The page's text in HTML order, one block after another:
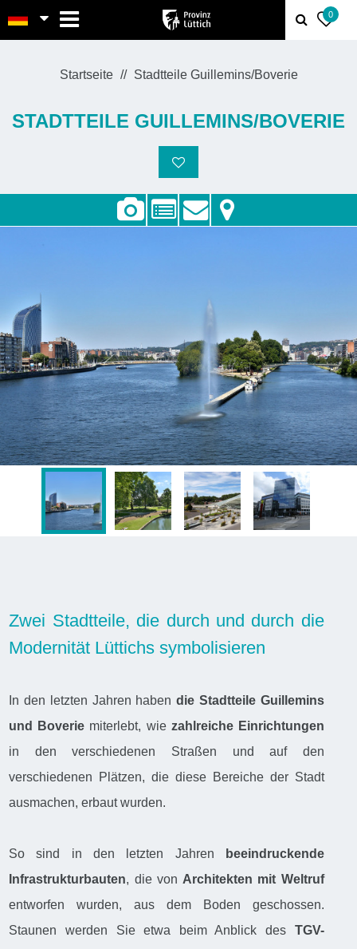
0
Startseite Stadtteile Guillemins/Boverie
STADTTEILE GUILLEMINS/BOVERIE
Zwei Stadtteile, die durch und durch die
Modernität Lüttichs symbolisieren
In den letzten Jahren habendie Stadtteile Guillemins
und Boverie miterlebt, wie zahlreiche Einrichtungen
in den verschiedenen Straßen und auf den
verschiedenen Plätzen, die diese Bereiche der Stadt
ausmachen, erbaut wurden.
So sind in den letzten Jahren beeindruckende
Infrastrukturbauten, die von Architekten mit Weltruf
entworfen wurden, aus dem Boden geschossen.
Staunen werden Sie etwa beim Anblick des TGV-